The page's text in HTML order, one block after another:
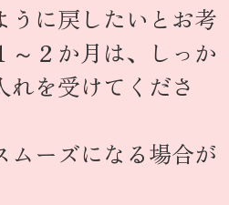
うに戻したいとお考
～２か月は、しっか
れを受けてくださ
ムーズになる場合が